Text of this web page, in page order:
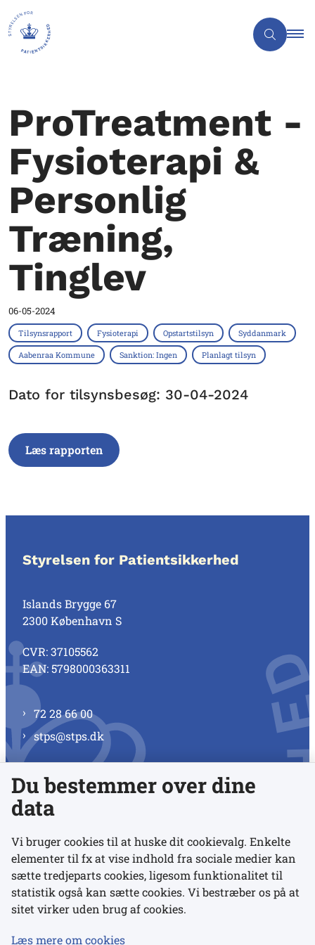
ProTreatment -
Fysioterapi &
Personlig
Træning,
Tinglev
06-05-2024
Tilsynsrapport Fysioterapi Opstartstilsyn Syddanmark
Aabenraa Kommune Sanktion: Ingen Planlagt tilsyn
Dato for tilsynsbesøg: 30-04-2024
Læs rapporten
Styrelsen for Patientsikkerhed
Islands Brygge 67
2300 København S
CVR: 37105562
EAN: 5798000363311
72 28 66 00
stps@stps.dk
Se alle kontaktnumre
Links
Udgivelser
Du bestemmer over dine
data
Vi bruger cookies til at huske dit cookievalg. Enkelte
elementer til fx at vise indhold fra sociale medier kan
sætte tredjeparts cookies, ligesom funktionalitet til
statistik også kan sætte cookies. Vi bestræber os på at
sitet virker uden brug af cookies.
Læs mere om cookies